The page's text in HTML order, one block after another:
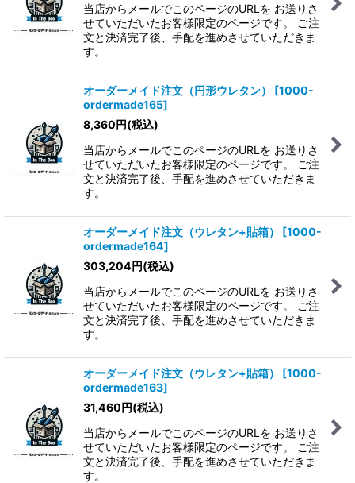
当店からメールでこのページのURLを お送りさ
せていただいたお客様限定のページです。 ご注
文と決済完了後、手配を進めさせていただきま
す。
オーダーメイド注文（円形ウレタン） [1000-
ordermade165]
8,360円(税込)
当店からメールでこのページのURLを お送りさ
せていただいたお客様限定のページです。 ご注
文と決済完了後、手配を進めさせていただきま
す。
オーダーメイド注文（ウレタン+貼箱） [1000-
ordermade164]
303,204円(税込)
当店からメールでこのページのURLを お送りさ
せていただいたお客様限定のページです。 ご注
文と決済完了後、手配を進めさせていただきま
す。
オーダーメイド注文（ウレタン+貼箱） [1000-
ordermade163]
31,460円(税込)
当店からメールでこのページのURLを お送りさ
せていただいたお客様限定のページです。 ご注
文と決済完了後、手配を進めさせていただきま
す。